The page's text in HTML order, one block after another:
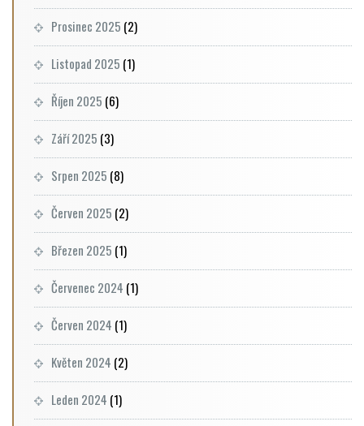
Prosinec 2025 (2)
Listopad 2025 (1)
Říjen 2025 (6)
Září 2025 (3)
Srpen 2025 (8)
Červen 2025 (2)
Březen 2025 (1)
Červenec 2024 (1)
Červen 2024 (1)
Květen 2024 (2)
Leden 2024 (1)